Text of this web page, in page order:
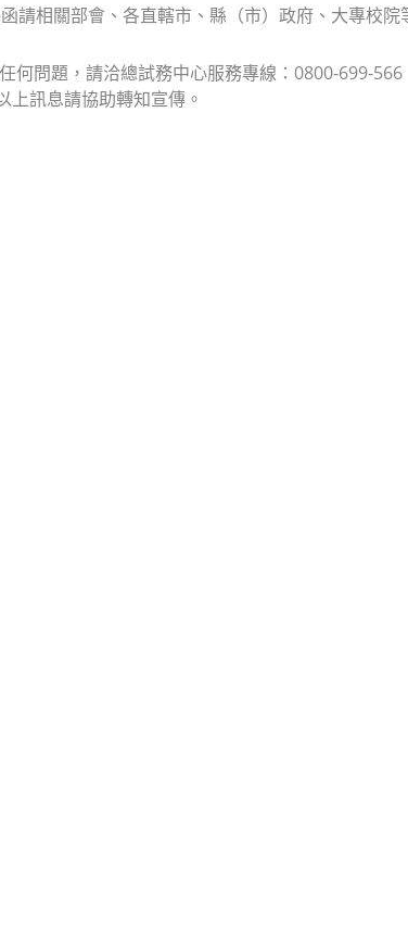
請相關部會、各直轄市、縣（市）政府、大專校院
何問題，請洽總試務中心服務專線：0800-699-
訊息請協助轉知宣傳。